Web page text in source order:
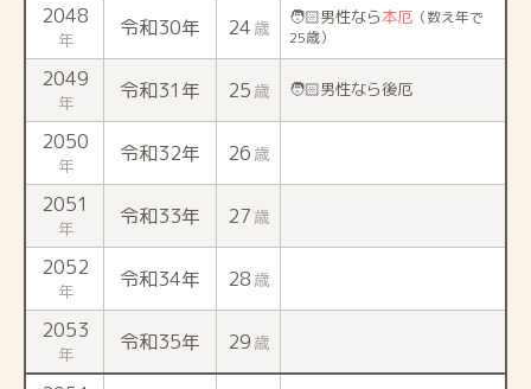
2048
年 令和30年 24 歳 🧑🏻男性なら本厄（数え年で
25歳）
2049
年 令和31年 25 歳 🧑🏻男性なら後厄
2050
年 令和32年 26 歳
2051
年 令和33年 27 歳
2052
年 令和34年 28 歳
2053
年 令和35年 29 歳